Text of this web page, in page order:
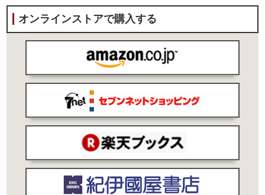
オンラインストアで購入する